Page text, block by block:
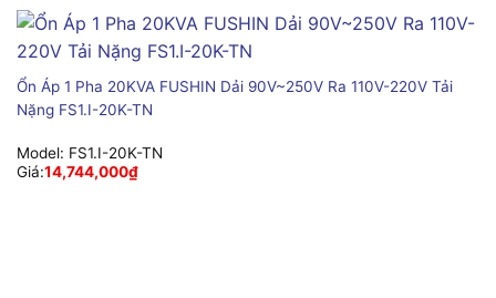
Ổn Áp 1 Pha 20KVA FUSHIN Dải 90V~250V Ra 110V-220V Tải
Nặng FS1.I-20K-TN
Model: FS1.I-20K-TN
Giá:14,744,000₫